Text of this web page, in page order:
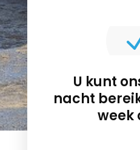
U kunt
nacht
week